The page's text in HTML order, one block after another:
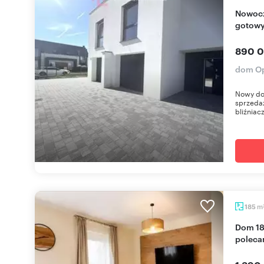
Nowoczesny dom bliźniak 131 m², bez PCC,
890
dom
Nowy
185 m
Dom 185 m² w Czarnowąsach, ogród, garaż -